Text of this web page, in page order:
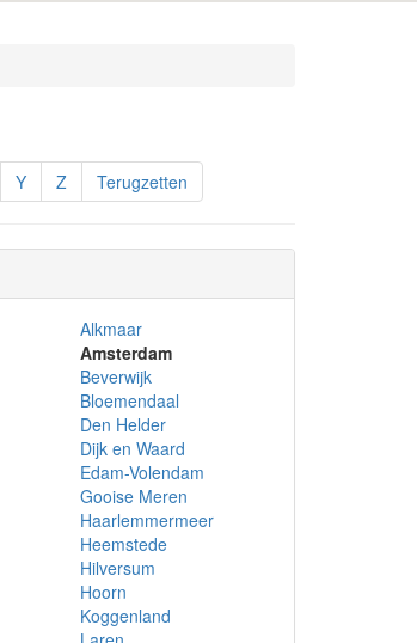
Y Z Terugzetten
Alkmaar
Amsterdam
Beverwijk
Bloemendaal
Den Helder
Dijk en Waard
Edam-Volendam
Gooise Meren
Haarlemmermeer
Heemstede
Hilversum
Hoorn
Koggenland